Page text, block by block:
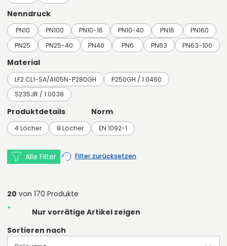
Nenndruck
PN10 PN100 PN10-16 PN10-40 PN16
PN160
PN25
PN25-40 PN40 PN6 PN63 PN63-100
Material
LF2 CL1-SA/A105N-P280GH
P250GH / 1.0460
S235JR / 1.0038
Produktdetails
4 Löcher 8 Löcher
Norm
EN 1092-1
Alle Filter Filter zurücksetzen
20 von 170 Produkte
Nur vorrätige Artikel zeigen
Sortieren nach